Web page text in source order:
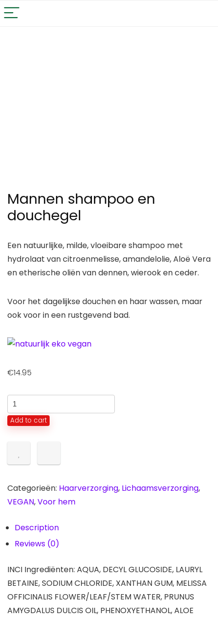
Mannen shampoo en
douchegel
Een natuurlijke, milde, vloeibare shampoo met
hydrolaat van citroenmelisse, amandelolie, Aloë Vera
en etherische oliën van dennen, wierook en ceder.
Voor het dagelijkse douchen en haar wassen, maar
ook voor in een rustgevend bad.
€14.95
Mannen
shampoo
en
quantity
Add to cart
Categorieën: Haarverzorging, Lichaamsverzorging,
VEGAN,Voor hem
Description
Reviews (0)
INCI Ingrediënten: AQUA, DECYL GLUCOSIDE, LAURYL
BETAINE, SODIUM CHLORIDE, XANTHAN GUM, MELISSA
OFFICINALIS FLOWER/LEAF/STEM WATER, PRUNUS
AMYGDALUS DULCIS OIL, PHENOXYETHANOL, ALOE